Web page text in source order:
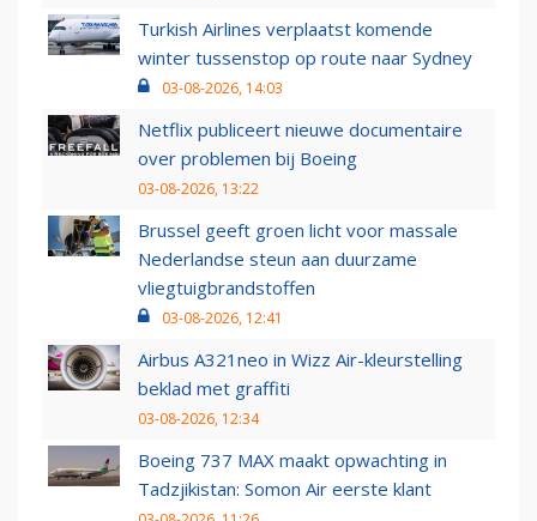
Turkish Airlines verplaatst komende
winter tussenstop op route naar Sydney
03-08-2026, 14:03
Netflix publiceert nieuwe documentaire
over problemen bij Boeing
03-08-2026, 13:22
Brussel geeft groen licht voor massale
Nederlandse steun aan duurzame
vliegtuigbrandstoffen
03-08-2026, 12:41
Airbus A321neo in Wizz Air-kleurstelling
beklad met graffiti
03-08-2026, 12:34
Boeing 737 MAX maakt opwachting in
Tadzjikistan: Somon Air eerste klant